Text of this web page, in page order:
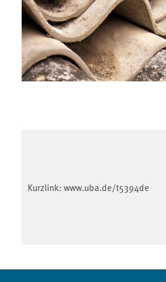
Kurzlink: www.uba.de/t5394de